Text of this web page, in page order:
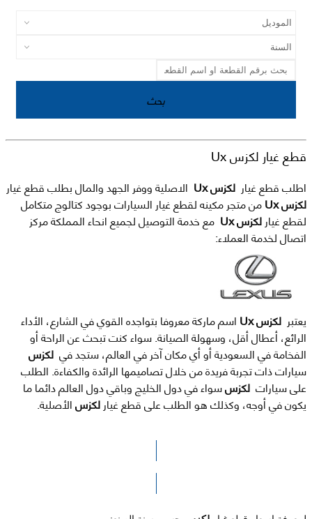
بحث
قطع غيار لكزس Ux
اطلب قطع غيار
الاصلية ووفر الجهد والمال بطلب قطع غيار
لكزس Ux
من متجر مكينه لقطع غيار السيارات بوجود كتالوج متكامل
لقطع غيار لكزس Ux
مع خدمة التوصيل لجميع انحاء المملكة مركز
اتصال لخدمة العملاء:
يعتبر لكزس Ux
اسم ماركة معروفا بتواجده القوي في الشارع، الأداء
الرائع، أعطال أقل، وسهولة الصيانة. سواء كنت تبحث عن الراحة أو
الفخامة في السعودية أو أي مكان آخر في العالم، ستجد في لكزس
سيارات ذات تجربة فريدة من خلال تصاميمها الرائدة والكفاءة. الطلب
على سيارات لكزسسواء في دول الخليج وباقي دول العالم دائما ما
يكون في أوجه، وكذلك هو الطلب على قطع غيار لكزسالأصلية.
الرجاء الضغط هنا للوصول لصفحة البحث